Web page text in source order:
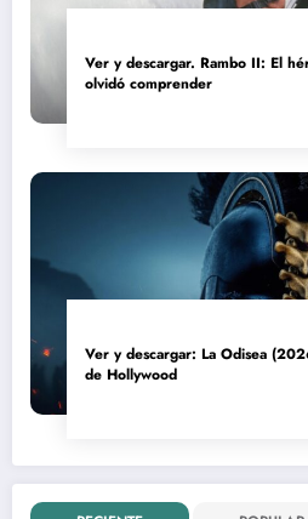
Ver y descargar. Rambo II: El
olvidó comprender
Ver y descargar: La Odisea
de Hollywood